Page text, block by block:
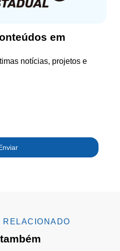
em
notícias, projetos e